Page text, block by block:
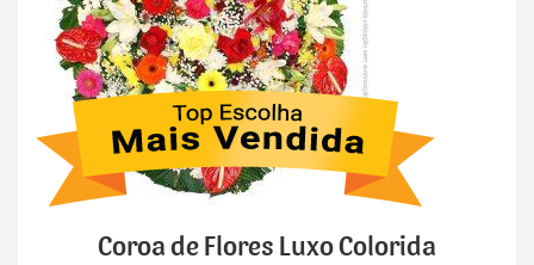
Coroa de Flores Luxo Colorida